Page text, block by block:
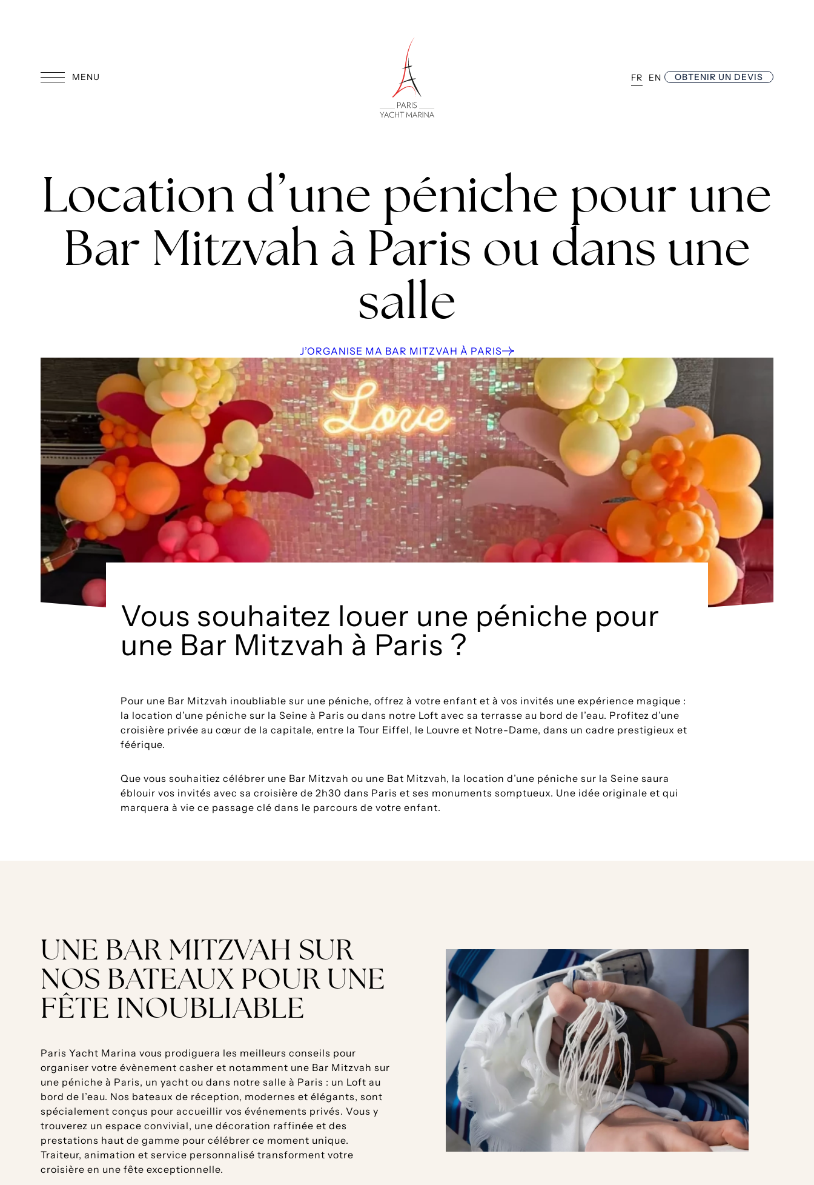
Location d’une péniche pour une
Bar Mitzvah à Paris ou dans une
salle
J’ORGANISE MA BAR MITZVAH À PARIS
Vous souhaitez louer une péniche pour
une Bar Mitzvah à Paris ?
la location d’une péniche sur la Seine à Paris ou dans notre Loft avec sa terrasse au bord de l’eau. Profitez d’une
croisière privée au cœur de la capitale, entre la Tour Eiffel, le Louvre et Notre-Dame, dans un cadre prestigieux et
féérique.
éblouir vos invités avec sa croisière de 2h30 dans Paris et ses monuments somptueux. Une idée originale et qui
marquera à vie ce passage clé dans le parcours de votre enfant.
UNE BAR MITZVAH SUR
NOS BATEAUX POUR UNE
FÊTE INOUBLIABLE
organiser votre évènement casher et notamment une Bar Mitzvah sur
une péniche à Paris, un yacht ou dans notre salle à Paris : un Loft au
bord de l’eau. Nos bateaux de réception, modernes et élégants, sont
spécialement conçus pour accueillir vos événements privés. Vous y
trouverez un espace convivial, une décoration raffinée et des
prestations haut de gamme pour célébrer ce moment unique.
Traiteur, animation et service personnalisé transforment votre
croisière en une fête exceptionnelle.